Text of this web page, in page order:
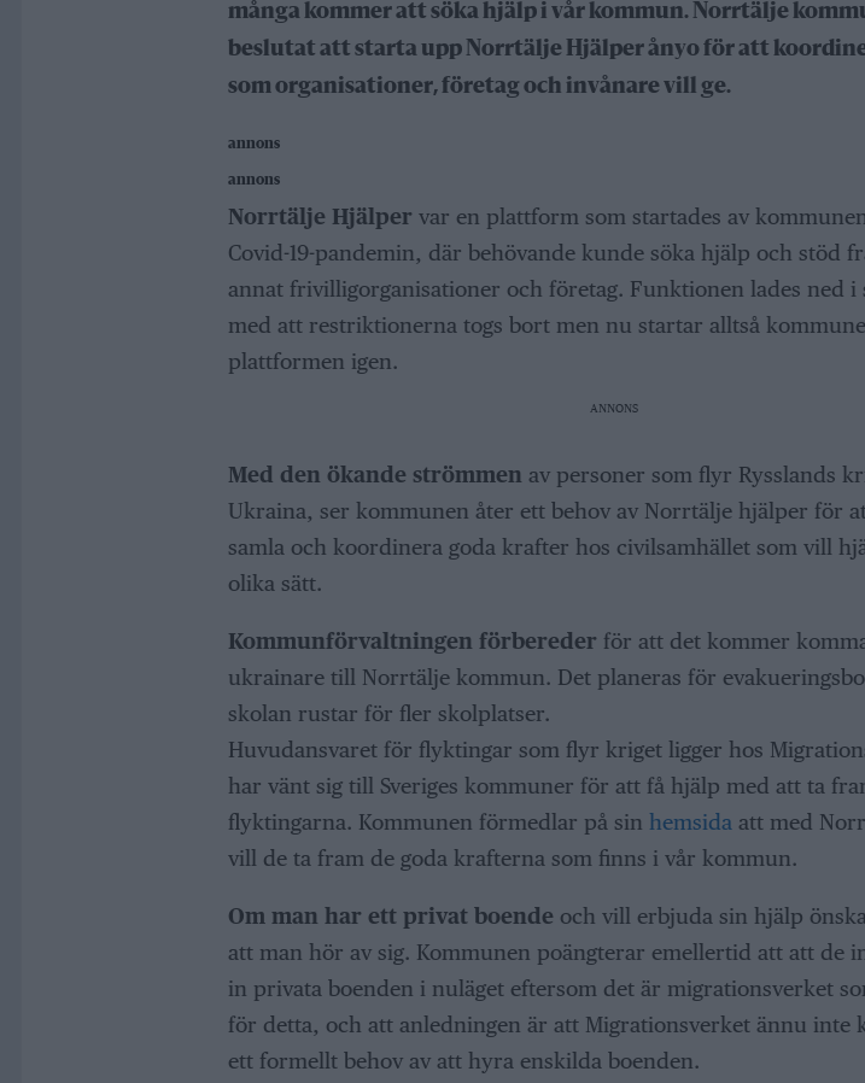
många kommer att söka hjälp i vår kommun. Norrtälje
beslutat att starta upp Norrtälje Hjälper ånyo för att
som organisationer, företag och invånare vill ge.
annons
annons
Norrtälje Hjälper var en plattform som startades av
Covid-19-pandemin, där behövande kunde söka hjälp och stöd
annat frivilligorganisationer och företag. Funktionen lades ned i
med att restriktionerna togs bort men nu startar alltså
plattformen igen.
ANNONS
Med den ökande strömmen av personer som flyr Rysslands
Ukraina, ser kommunen åter ett behov av Norrtälje hjälper för
samla och koordinera goda krafter hos civilsamhället som vill
olika sätt.
Kommunförvaltningen förbereder för att det kommer
ukrainare till Norrtälje kommun. Det planeras för
skolan rustar för fler skolplatser.
Huvudansvaret för flyktingar som flyr kriget ligger hos
har vänt sig till Sveriges kommuner för att få hjälp med att ta
flyktingarna. Kommunen förmedlar på sin hemsida att med
vill de ta fram de goda krafterna som finns i vår kommun.
Om man har ett privat boende och vill erbjuda sin hjälp
att man hör av sig. Kommunen poängterar emellertid att att de
in privata boenden i nuläget eftersom det är migrationsverket
för detta, och att anledningen är att Migrationsverket ännu inte
ett formellt behov av att hyra enskilda boenden.